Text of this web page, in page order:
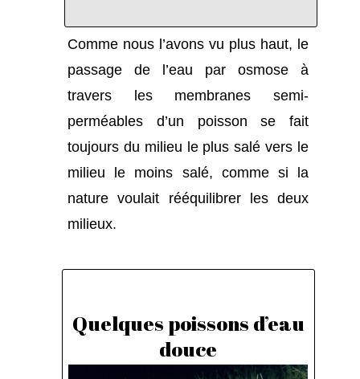
Comme nous l’avons vu plus haut, le
passage de l’eau par osmose à
travers les membranes semi-
perméables d’un poisson se fait
toujours du milieu le plus salé vers le
milieu le moins salé, comme si la
nature voulait rééquilibrer les deux
milieux.
Quelques poissons d’eau
douce